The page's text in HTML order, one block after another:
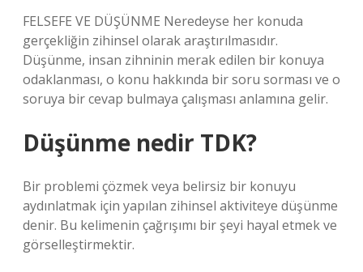
FELSEFE VE DÜŞÜNME Neredeyse her konuda
gerçekliğin zihinsel olarak araştırılmasıdır.
Düşünme, insan zihninin merak edilen bir konuya
odaklanması, o konu hakkında bir soru sorması ve o
soruya bir cevap bulmaya çalışması anlamına gelir.
Düşünme nedir TDK?
Bir problemi çözmek veya belirsiz bir konuyu
aydınlatmak için yapılan zihinsel aktiviteye düşünme
denir. Bu kelimenin çağrışımı bir şeyi hayal etmek ve
görselleştirmektir.